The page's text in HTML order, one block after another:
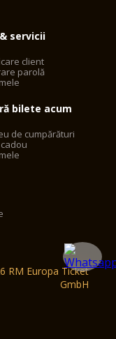
servicii
client
parolă
bilete acum
de cumpărături
RM Europa Ticket
GmbH